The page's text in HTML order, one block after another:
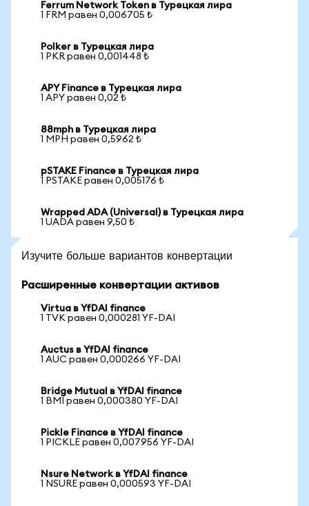
Ferrum Network Token в Турецкая лира
1 FRM равен 0,006705 ₺
Polker в Турецкая лира
1 PKR равен 0,001448 ₺
APY Finance в Турецкая лира
1 APY равен 0,02 ₺
88mph в Турецкая лира
1 MPH равен 0,5962 ₺
pSTAKE Finance в Турецкая лира
1 PSTAKE равен 0,005176 ₺
Wrapped ADA (Universal) в Турецкая лира
1 UADA равен 9,50 ₺
Изучите больше вариантов конвертации
Расширенные конвертации активов
Virtua в YfDAI finance
1 TVK равен 0,000281 YF-DAI
Auctus в YfDAI finance
1 AUC равен 0,000266 YF-DAI
Bridge Mutual в YfDAI finance
1 BMI равен 0,000380 YF-DAI
Pickle Finance в YfDAI finance
1 PICKLE равен 0,007956 YF-DAI
Nsure Network в YfDAI finance
1 NSURE равен 0,000593 YF-DAI